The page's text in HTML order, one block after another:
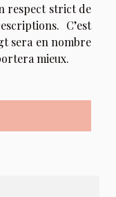
respect strict de
C’est
sera en nombre
mieux.